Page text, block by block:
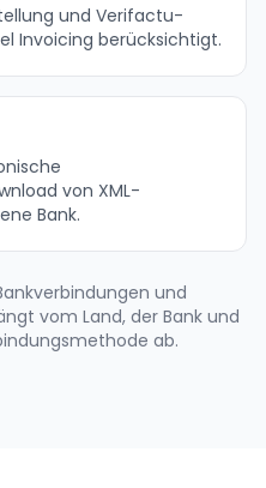
und Verifactu-
Invoicing berücksichtigt.
von XML-
Bank.
und
vom Land, der Bank und
ab.